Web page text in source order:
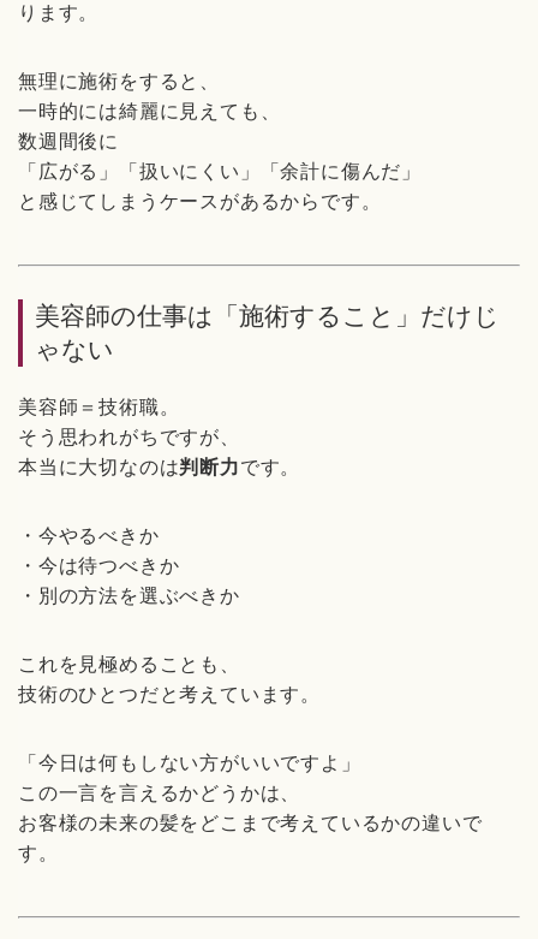
ります。
無理に施術をすると、
一時的には綺麗に見えても、
数週間後に
「広がる」「扱いにくい」「余計に傷んだ」
と感じてしまうケースがあるからです。
美容師の仕事は「施術すること」だけじ
ゃない
美容師＝技術職。
そう思われがちですが、
本当に大切なのは判断力です。
・今やるべきか
・今は待つべきか
・別の方法を選ぶべきか
これを見極めることも、
技術のひとつだと考えています。
「今日は何もしない方がいいですよ」
この一言を言えるかどうかは、
お客様の未来の髪をどこまで考えているかの違いで
す。